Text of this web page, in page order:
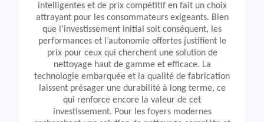
intelligentes et de prix compétitif en fait un choix
attrayant pour les consommateurs exigeants. Bien
que l’investissement initial soit conséquent, les
performances et l’autonomie offertes justifient le
prix pour ceux qui cherchent une solution de
nettoyage haut de gamme et efficace. La
technologie embarquée et la qualité de fabrication
laissent présager une durabilité à long terme, ce
qui renforce encore la valeur de cet
investissement. Pour les foyers modernes